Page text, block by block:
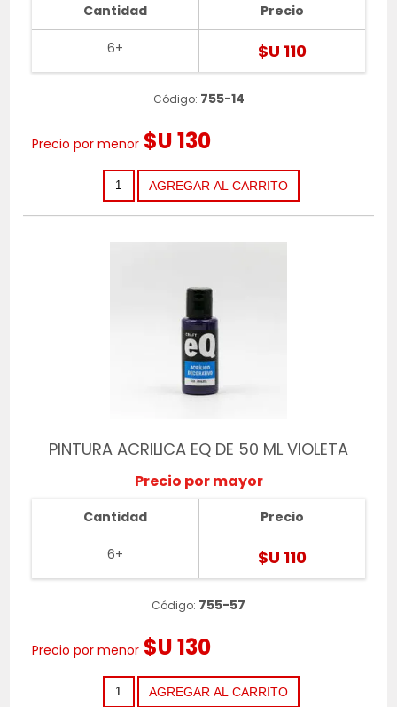
Cantidad
6+
Precio
$U 110
Código: 755-14
Precio por menor $U 130
PINTURA ACRILICA EQ DE 50 ML VIOLETA
Precio por mayor
Cantidad
6+
Precio
$U 110
Código: 755-57
Precio por menor $U 130